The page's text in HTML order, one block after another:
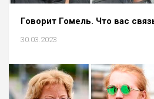
Говорит Гомель. Что вас
30.03.2023